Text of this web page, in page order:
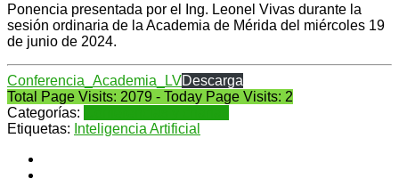
Ponencia presentada por el Ing. Leonel Vivas durante la
sesión ordinaria de la Academia de Mérida del miércoles 19
de junio de 2024.
Conferencia_Academia_LVDescarga
Total Page Visits: 2079 - Today Page Visits: 2
Categorías:
Etiquetas: Inteligencia Artificial